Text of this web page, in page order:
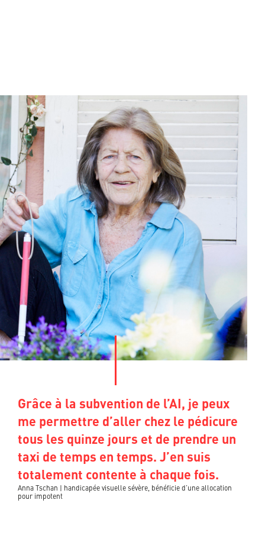
Grâce à la subvention de l’AI, je peux
me permettre d’aller chez le pédicure
tous les quinze jours et de prendre un
taxi de temps en temps. J’en suis
totalement contente à chaque fois.
Anna Tschan | handicapée visuelle sévère, bénéficie d’une allocation
pour impotent